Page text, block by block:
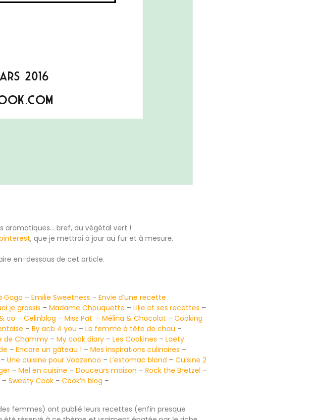
aromatiques… bref, du végétal vert !
, que je mettrai à jour au fur et à mesure.
en-dessous de cet article.
Gogo – Emilie Sweetness – Envie d’une recette
je grossis – Madame Chouquette – Lilie et ses recettes –
co – Celinblog – Miss Pat’ – Mélina & Chocolat – Cooking
– By acb 4 you – La femme à tête de chou –
de Chammy – My cook diary – Les Cookines – Laety
– Encore un gâteau ! – Mes inspirations culinaires –
– Une cuisine pour Voozenoo – L’estomac blond – Cuisine 2
– Mel en cuisine – Douceurs maison – Rock the Bretzel –
– Sweety Cook – Cook’n blog –
femmes) ont publié leurs recettes (enfin presque